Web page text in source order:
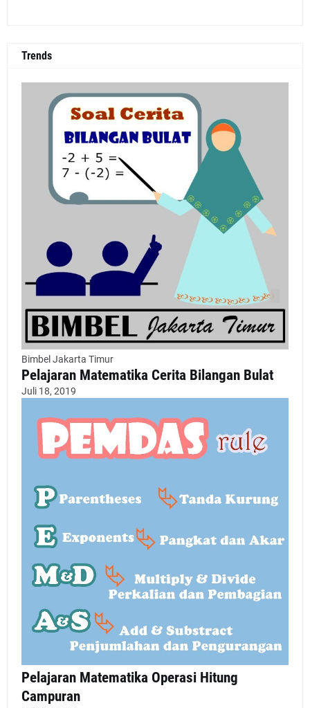
Trends
Bimbel Jakarta Timur
Pelajaran Matematika Cerita Bilangan Bulat
Juli 18, 2019
Pelajaran Matematika Operasi Hitung
Campuran